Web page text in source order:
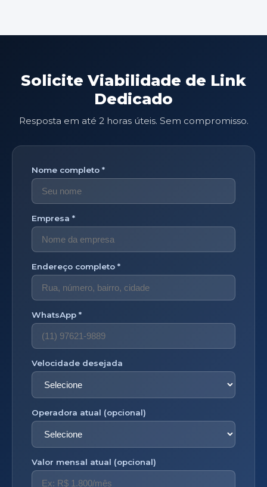
Solicite Viabilidade de Link
Dedicado
Resposta em até 2 horas úteis. Sem compromisso.
Nome completo *
Empresa *
Endereço completo *
WhatsApp *
Velocidade desejada
Operadora atual (opcional)
Valor mensal atual (opcional)